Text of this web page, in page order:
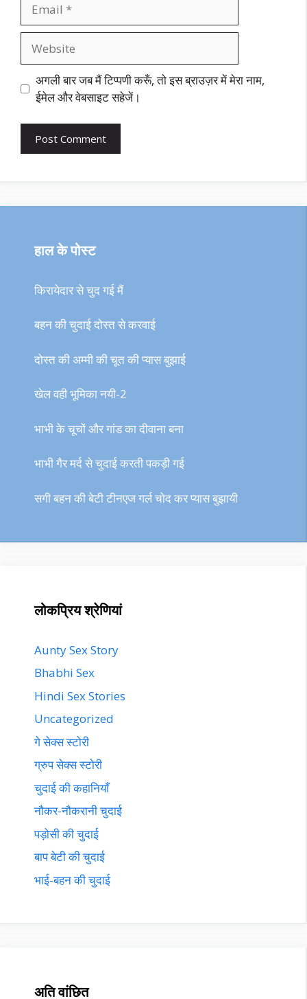
अगली बार जब मैं टिप्पणी करूँ, तो इस ब्राउज़र में मेरा नाम,
ईमेल और वेबसाइट सहेजें।
हाल के पोस्ट
किरायेदार से चुद गई मैं
बहन की चुदाई दोस्त से करवाई
दोस्त की अम्मी की चूत की प्यास बुझाई
खेल वही भूमिका नयी-2
भाभी के चूचों और गांड का दीवाना बना
भाभी गैर मर्द से चुदाई करती पकड़ी गई
सगी बहन की बेटी टीनएज गर्ल चोद कर प्यास बुझायी
लोकप्रिय श्रेणियां
Aunty Sex Story
Bhabhi Sex
Hindi Sex Stories
Uncategorized
गे सेक्स स्टोरी
ग्रुप सेक्स स्टोरी
चुदाई की कहानियाँ
नौकर-नौकरानी चुदाई
पड़ोसी की चुदाई
बाप बेटी की चुदाई
भाई-बहन की चुदाई
अति वांछित